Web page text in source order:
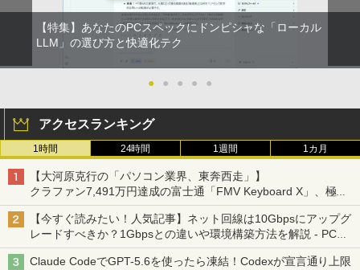
ンキー付 軽量 日本語キーボード BMAX
X15pro
￥52,900
【特集】あなたのPCスペックにドンピシャな「ローカル
LLM」の選び方と快適化テク
● ● ● ● ●
アクセスランキング
1時間 24時間 1週間 1カ月
【大河原克行の「パソコン業界、東奔西走」】
クラファン7,491万円達成の富士通「FMV Keyboard X」、極限
の静音化を追求
【今すぐ読みたい！人気記事】ネット回線は10Gbpsにアップグ
レードすべきか？1Gbpsとの違いや環境構築方法を解説 - PC
Watch
Claude CodeでGPT-5.6を使ったら凍結！Codexが宣言通り上限